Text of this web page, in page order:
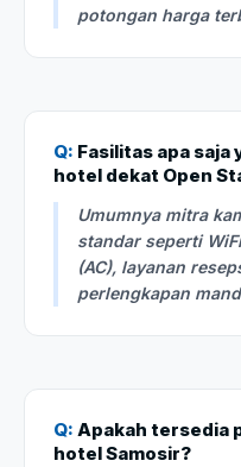
potongan harga
Q: Fasilitas apa saja
hotel dekat Open
Umumnya mitra
standar seperti
(AC), layanan
perlengkapan
Q: Apakah tersedia
hotel Samosir?